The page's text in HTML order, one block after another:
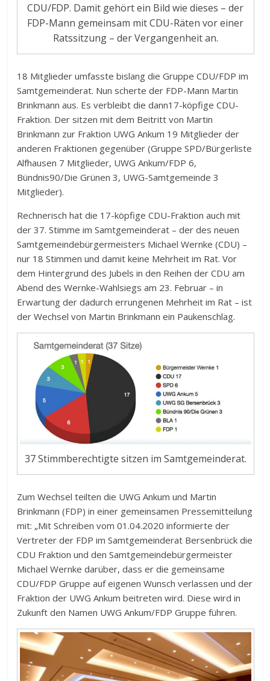
CDU/FDP. Damit gehört ein Bild wie dieses – der
FDP-Mann gemeinsam mit CDU-Räten vor einer
Ratssitzung – der Vergangenheit an.
18 Mitglieder umfasste bislang die Gruppe CDU/FDP im
Samtgemeinderat. Nun scherte der FDP-Mann Martin
Brinkmann aus. Es verbleibt die dann17-köpfige CDU-
Fraktion. Der sitzen mit dem Beitritt von Martin
Brinkmann zur Fraktion UWG Ankum 19 Mitglieder der
anderen Fraktionen gegenüber (Gruppe SPD/Bürgerliste
Alfhausen 7 Mitglieder, UWG Ankum/FDP 6,
Bündnis90/Die Grünen 3, UWG-Samtgemeinde 3
Mitglieder).
Rechnerisch hat die 17-köpfige CDU-Fraktion auch mit
der 37. Stimme im Samtgemeinderat – der des neuen
Samtgemeindebürgermeisters Michael Wernke (CDU) –
nur 18 Stimmen und damit keine Mehrheit im Rat. Vor
dem Hintergrund des Jubels in den Reihen der CDU am
Abend des Wernke-Wahlsiegs am 23. Februar – in
Erwartung der dadurch errungenen Mehrheit im Rat – ist
der Wechsel von Martin Brinkmann ein Paukenschlag.
37 Stimmberechtigte sitzen im Samtgemeinderat.
Zum Wechsel teilten die UWG Ankum und Martin
Brinkmann (FDP) in einer gemeinsamen Pressemitteilung
mit: „Mit Schreiben vom 01.04.2020 informierte der
Vertreter der FDP im Samtgemeinderat Bersenbrück die
CDU Fraktion und den Samtgemeindebürgermeister
Michael Wernke darüber, dass er die gemeinsame
CDU/FDP Gruppe auf eigenen Wunsch verlassen und der
Fraktion der UWG Ankum beitreten wird. Diese wird in
Zukunft den Namen UWG Ankum/FDP Gruppe führen.